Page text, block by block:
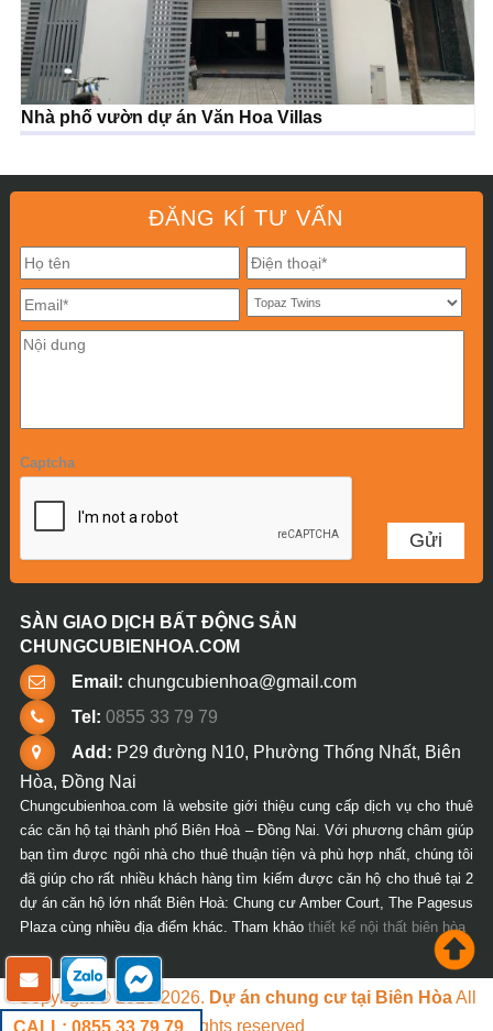
Nhà phố vườn dự án Văn Hoa Villas
ĐĂNG KÍ TƯ VẤN
Captcha
SÀN GIAO DỊCH BẤT ĐỘNG SẢN
CHUNGCUBIENHOA.COM
Email: chungcubienhoa@gmail.com
Tel: 0855 33 79 79
Add: P29 đường N10, Phường Thống Nhất, Biên
Hòa, Đồng Nai
Chungcubienhoa.com là website giới thiệu cung cấp dịch vụ cho thuê
các căn hộ tại thành phố Biên Hoà – Đồng Nai. Với phương châm giúp
bạn tìm được ngôi nhà cho thuê thuận tiện và phù hợp nhất, chúng tôi
đã giúp cho rất nhiều khách hàng tìm kiếm được căn hộ cho thuê tại 2
dự án căn hộ lớn nhất Biên Hoà: Chung cư Amber Court, The Pagesus
Plaza cùng nhiều địa điểm khác. Tham khảo thiết kế nội thất biên hòa
CALL: 0855 33 79 79
Copyright © 2018-2026. Dự án chung cư tại Biên HòaAll
rights reserved